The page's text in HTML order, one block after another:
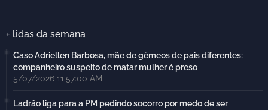
+ lidas da semana
Caso Adriellen Barbosa, mãe de gêmeos de pais diferentes:
companheiro suspeito de matar mulher é preso
5/07/2026 11:57:00 AM
Ladrão liga para a PM pedindo socorro por medo de ser